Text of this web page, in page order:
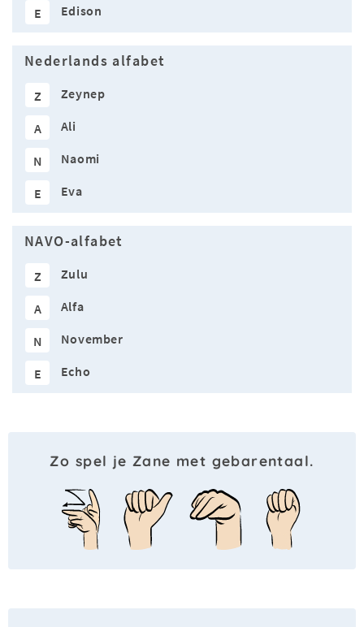
E Edison
Nederlands alfabet
Z Zeynep
A Ali
N Naomi
E Eva
NAVO-alfabet
Z Zulu
A Alfa
N November
E Echo
Zo spel je Zane met gebarentaal.